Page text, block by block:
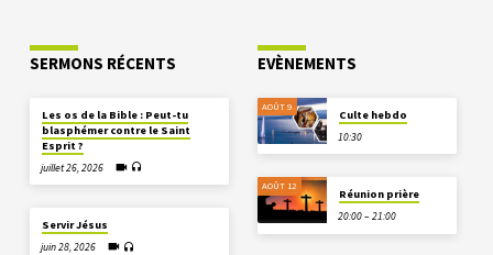
SERMONS RÉCENTS
Les os de la Bible : Peut-tu
blasphémer contre le Saint
Esprit ?
juillet 26, 2026
Servir Jésus
juin 28, 2026
EVÈNEMENTS
AOÛT 9
Culte hebdo
10:30
AOÛT 12
Réunion prière
20:00 – 21:00